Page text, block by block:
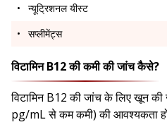
न्यूट्रिशनल यीस्ट
सप्लीमेंट्स
विटामिन B12 की कमी की जांच कैसे?
विटामिन B12 की जांच के लिए खून
pg/mL से कम कमी) की आवश्यकता